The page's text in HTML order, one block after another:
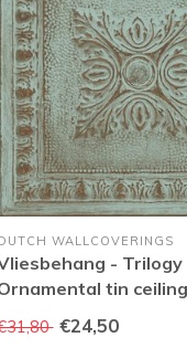
WALLCOVERINGS
- Trilogy
tin ceiling
turquoise/copper -
€24,50